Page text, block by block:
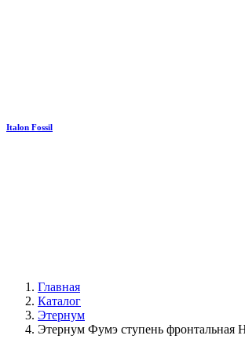
Italon Fossil
Главная
Каталог
Этернум
Этернум Фумэ ступень фронтальная